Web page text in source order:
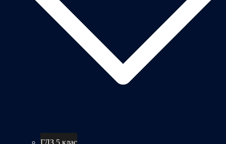
ГДЗ 5 клас